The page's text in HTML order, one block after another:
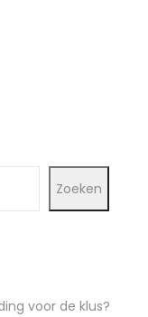
Zoeken
voor de klus?